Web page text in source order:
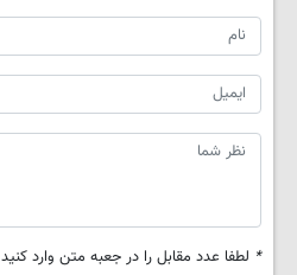
* لطفا عدد مقابل را در جعبه متن وارد کنید